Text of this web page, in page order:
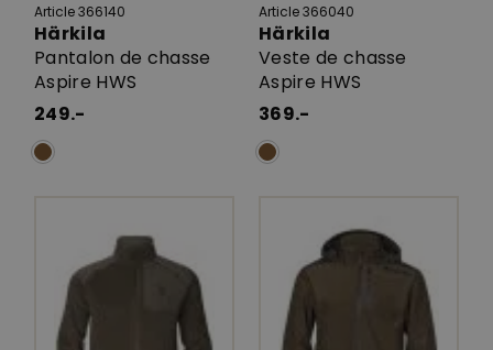
Article 366140
Härkila
Pantalon de chasse
Aspire HWS
249.-
Article 366040
Härkila
Veste de chasse
Aspire HWS
369.-